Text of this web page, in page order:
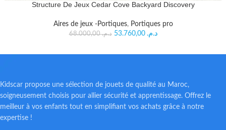
Structure De Jeux Cedar Cove Backyard Discovery
Aires de jeux -Portiques, Portiques pro
د.م.68.000,00 د.م. 53.760,00
Kidscar propose une sélection de jouets de qualité au Maroc,
soigneusement choisis pour allier sécurité et apprentissage. Offrez le
meilleur à vos enfants tout en simplifiant vos achats grâce à notre
expertise !